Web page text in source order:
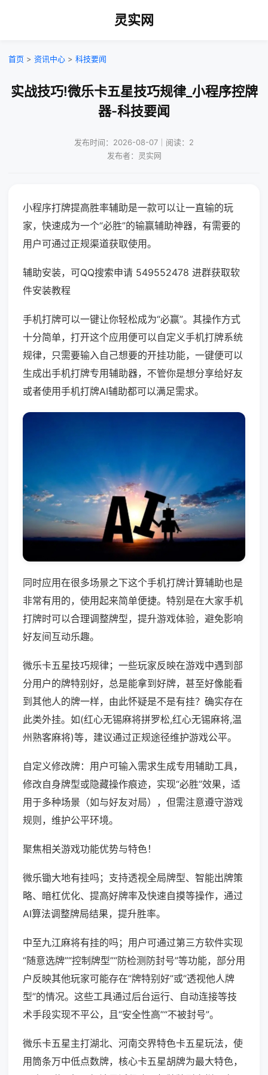
灵实网
首页 > 资讯中心 > 科技要闻
实战技巧!微乐卡五星技巧规律_小程序控牌
器-科技要闻
发布时间：2026-08-07｜阅读：2
发布者：灵实网
小程序打牌提高胜率辅助是一款可以让一直输的玩
家，快速成为一个“必胜”的输赢辅助神器，有需要的
用户可通过正规渠道获取使用。
辅助安装，可QQ搜索申请 549552478 进群获取软
件安装教程
手机打牌可以一键让你轻松成为“必赢”。其操作方式
十分简单，打开这个应用便可以自定义手机打牌系统
规律，只需要输入自己想要的开挂功能，一键便可以
生成出手机打牌专用辅助器，不管你是想分享给好友
或者使用手机打牌AI辅助都可以满足需求。
同时应用在很多场景之下这个手机打牌计算辅助也是
非常有用的，使用起来简单便捷。特别是在大家手机
打牌时可以合理调整牌型，提升游戏体验，避免影响
好友间互动乐趣。
微乐卡五星技巧规律；一些玩家反映在游戏中遇到部
分用户的牌特别好，总是能拿到好牌，甚至好像能看
到其他人的牌一样，由此怀疑是不是有挂？确实存在
此类外挂。如(红心无锡麻将拼罗松,红心无锡麻将,温
州熟客麻将)等，建议通过正规途径维护游戏公平。
自定义修改牌：用户可输入需求生成专用辅助工具，
修改自身牌型或隐藏操作痕迹，实现“必胜”效果，适
用于多种场景（如与好友对局），但需注意遵守游戏
规则，维护公平环境。
聚焦相关游戏功能优势与特色！
微乐锄大地有挂吗；支持透视全局牌型、智能出牌策
略、暗杠优化、提高好牌率及快速自摸等操作，通过
AI算法调整牌局结果，提升胜率。
中至九江麻将有挂的吗；用户可通过第三方软件实现
“随意选牌”“控制牌型”“防检测防封号”等功能，部分用
户反映其他玩家可能存在“牌特别好”或“透视他人牌
型”的情况。这些工具通过后台运行、自动连接等技
术手段实现不平公，且“安全性高”“不被封号”。
微乐卡五星主打湖北、河南交界特色卡五星玩法，使
用筒条万中低点数牌，核心卡五星胡牌为最大特色，